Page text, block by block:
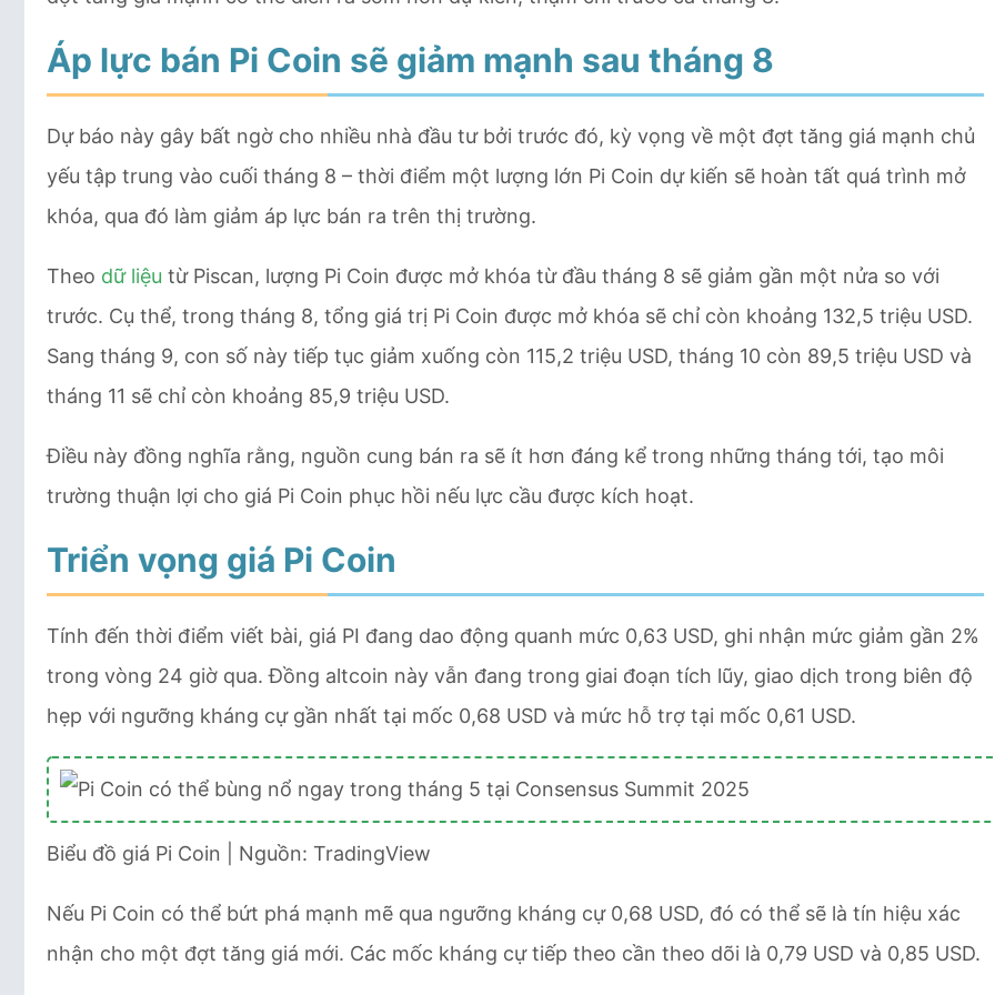
Áp lực bán Pi Coin sẽ giảm mạnh sau tháng 8
Dự báo này gây bất ngờ cho nhiều nhà đầu tư bởi trước đó, kỳ vọng về một đợt tăng giá mạnh chủ
yếu tập trung vào cuối tháng 8 – thời điểm một lượng lớn Pi Coin dự kiến sẽ hoàn tất quá trình mở
khóa, qua đó làm giảm áp lực bán ra trên thị trường.
Theo dữ liệu từ Piscan, lượng Pi Coin được mở khóa từ đầu tháng 8 sẽ giảm gần một nửa so với
trước. Cụ thể, trong tháng 8, tổng giá trị Pi Coin được mở khóa sẽ chỉ còn khoảng 132,5 triệu USD.
Sang tháng 9, con số này tiếp tục giảm xuống còn 115,2 triệu USD, tháng 10 còn 89,5 triệu USD và
tháng 11 sẽ chỉ còn khoảng 85,9 triệu USD.
Điều này đồng nghĩa rằng, nguồn cung bán ra sẽ ít hơn đáng kể trong những tháng tới, tạo môi
trường thuận lợi cho giá Pi Coin phục hồi nếu lực cầu được kích hoạt.
Triển vọng giá Pi Coin
Tính đến thời điểm viết bài, giá PI đang dao động quanh mức 0,63 USD, ghi nhận mức giảm gần 2%
trong vòng 24 giờ qua. Đồng altcoin này vẫn đang trong giai đoạn tích lũy, giao dịch trong biên độ
hẹp với ngưỡng kháng cự gần nhất tại mốc 0,68 USD và mức hỗ trợ tại mốc 0,61 USD.
Biểu đồ giá Pi Coin | Nguồn: TradingView
Nếu Pi Coin có thể bứt phá mạnh mẽ qua ngưỡng kháng cự 0,68 USD, đó có thể sẽ là tín hiệu xác
nhận cho một đợt tăng giá mới. Các mốc kháng cự tiếp theo cần theo dõi là 0,79 USD và 0,85 USD.